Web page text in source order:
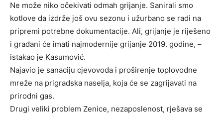
Ne može niko očekivati odmah grijanje. Sanirali smo
kotlove da izdrže još ovu sezonu i užurbano se radi na
pripremi potrebne dokumentacije. Ali, grijanje je riješeno
i građani će imati najmodernije grijanje 2019. godine, –
istakao je Kasumović.
Najavio je sanaciju cjevovoda i proširenje toplovodne
mreže na prigradska naselja, koja će se zagrijavati na
prirodni gas.
Drugi veliki problem Zenice, nezaposlenost, rješava se